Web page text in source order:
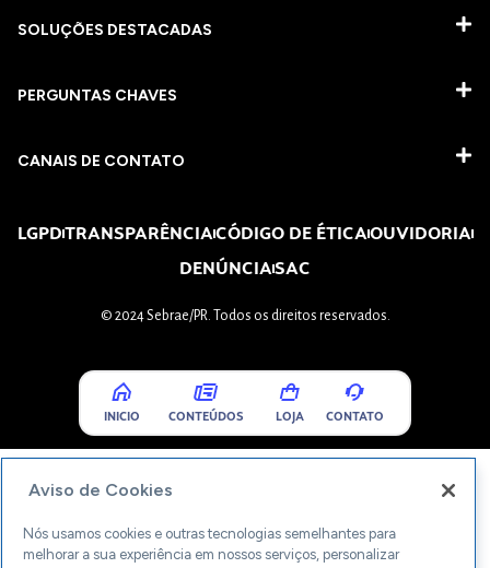
SOLUÇÕES DESTACADAS
PERGUNTAS CHAVES​
CANAIS DE CONTATO
LGPDTRANSPARÊNCIACÓDIGO DE ÉTICAOUVIDORIA
DENÚNCIASAC
© 2024 Sebrae/PR. Todos os direitos reservados.
INICIO CONTEÚDOS LOJA CONTATO
Aviso de Cookies
Nós usamos cookies e outras tecnologias semelhantes para
melhorar a sua experiência em nossos serviços, personalizar